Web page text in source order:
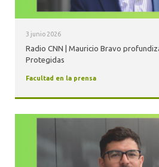
3 junio 2026
Radio CNN | Mauricio Bravo
Protegidas
Facultad en la prensa